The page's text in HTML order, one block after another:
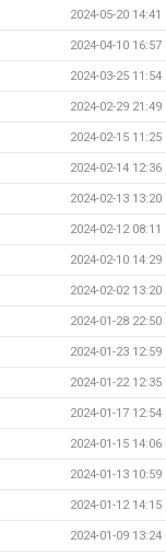
2024-05-20 14:41
2024-04-10 16:57
2024-03-25 11:54
2024-02-29 21:49
2024-02-15 11:25
2024-02-14 12:36
2024-02-13 13:20
2024-02-12 08:11
2024-02-10 14:29
2024-02-02 13:20
2024-01-28 22:50
2024-01-23 12:59
2024-01-22 12:35
2024-01-17 12:54
2024-01-15 14:06
2024-01-13 10:59
2024-01-12 14:15
2024-01-09 13:24